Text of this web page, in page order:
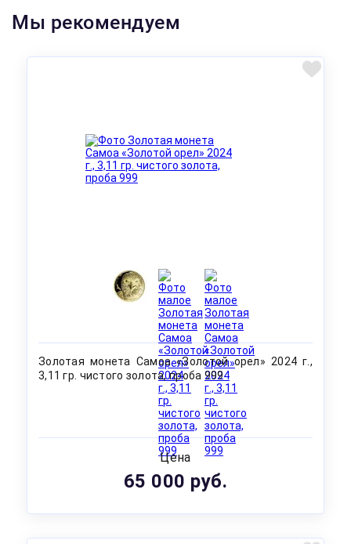
Мы рекомендуем
Золотая монета Самоа «Золотой орел» 2024 г.,
3,11 гр. чистого золота, проба 999
Цена
65 000 руб.